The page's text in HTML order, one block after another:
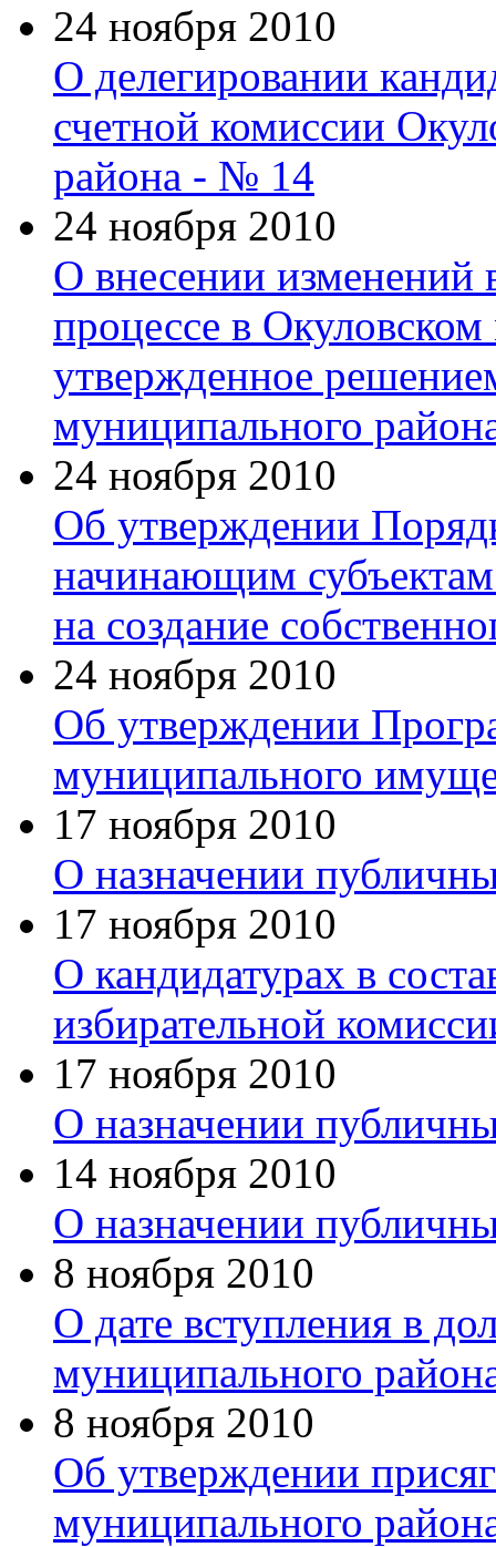
24 ноября 2010
О делегировании
счетной комиссии
района - № 14
24 ноября 2010
О внесении
процессе в
утвержденное
муниципального
24 ноября 2010
Об утверждении
начинающим
на создание
24 ноября 2010
Об утверждении
муниципального
17 ноября 2010
О назначении
17 ноября 2010
О кандидатурах в
избирательной
17 ноября 2010
О назначении
14 ноября 2010
О назначении
8 ноября 2010
О дате вступления в
муниципального
8 ноября 2010
Об утверждении
муниципального